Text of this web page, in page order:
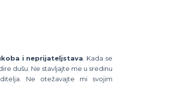
i neprijateljstava . Kada se
dušu. Ne stavljajte me u sredinu
Ne otežavajte mi svojim